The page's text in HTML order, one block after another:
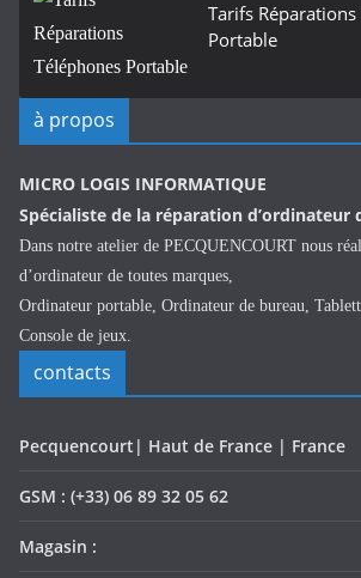
Tarifs
Portable
à propos
MICRO LOGIS INFORMATIQUE
Spécialiste de la réparation d’ordinateur
Dans notre atelier de PECQUENCOURT nous
d’ordinateur de toutes marques,
Ordinateur portable, Ordinateur de bureau,
Console de jeux.
contacts
Pecquencourt| Haut de France | France
GSM : (+33) 06 89 32 05 62
Magasin :